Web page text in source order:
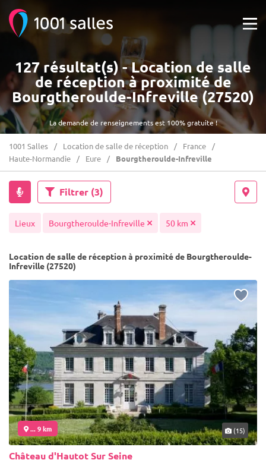
La demande de renseignements est 100% gratuite !
127 résultat(s) - Location de salle
de réception à proximité de
Bourgtheroulde-Infreville (27520)
1001 Salles Location de salle de réception
France
Haute-Normandie
Eure Bourgtheroulde-Infreville
Filtrer (3)
Lieux Bourgtheroulde-Infreville 50 km
Location de salle de réception à proximité de Bourgtheroulde-
Infreville (27520)
... 9 km (15)
Château d'Hautot Sur Seine